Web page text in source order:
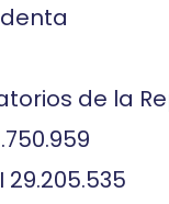
de la
29.205.535